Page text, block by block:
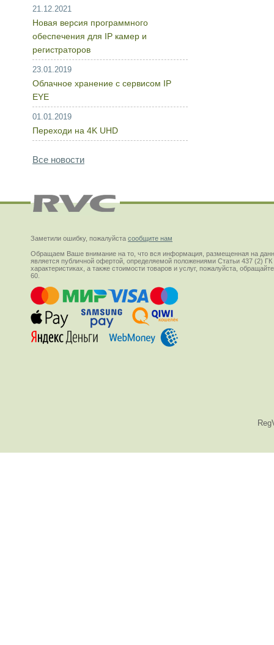
21.12.2021
Новая версия программного
обеспечения для IP камер и
регистраторов
23.01.2019
Облачное хранение с сервисом IP
EYE
01.01.2019
Переходи на 4K UHD
Все новости
Заметили ошибку, пожалуйста сообщите нам
Обращаем Ваше внимание на то, что вся информация, размещенная на
является публичной офертой, определяемой положениями Статьи 437 (2)
характеристиках, а также стоимости товаров и услуг, пожалуйста,
60.